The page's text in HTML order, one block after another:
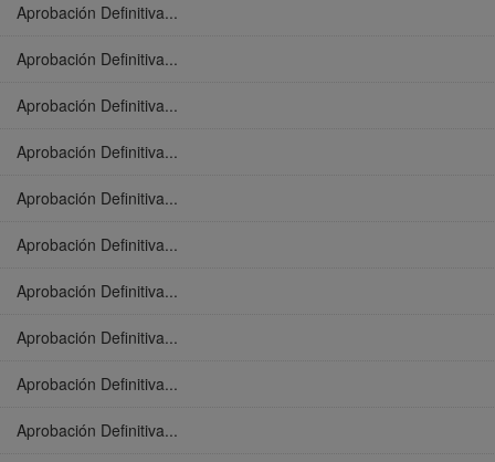
Aprobación Definitiva...
Aprobación Definitiva...
Aprobación Definitiva...
Aprobación Definitiva...
Aprobación Definitiva...
Aprobación Definitiva...
Aprobación Definitiva...
Aprobación Definitiva...
Aprobación Definitiva...
Aprobación Definitiva...